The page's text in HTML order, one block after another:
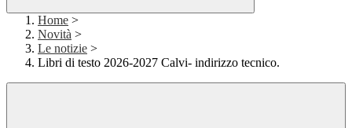
Home >
Novità >
Le notizie >
Libri di testo 2026-2027 Calvi- indirizzo tecnico.